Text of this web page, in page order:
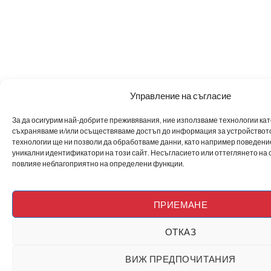
Управление на съгласие
За да осигурим най-добрите преживявания, ние използваме технологии
съхраняваме и/или осъществяваме достъп до информация за
технологии ще ни позволи да обработваме данни, като например
уникални идентификатори на този сайт. Несъгласието или оттеглянето на
повлияе неблагоприятно на определени функции.
ПРИЕМАНЕ
ОТКАЗ
ВИЖ ПРЕДПОЧИТАНИЯ